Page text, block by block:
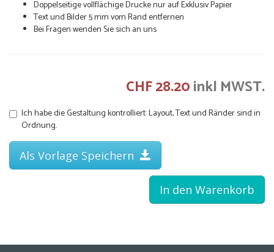
Doppelseitige vollflächige Drucke nur auf Exklusiv Papier
Text und Bilder 5 mm vom Rand entfernen
Bei Fragen wenden Sie sich an uns
CHF 28.20inkl MWST.
Ich habe die Gestaltung kontrolliert: Layout, Text und Ränder sind in
Ordnung.
Als Vorlage Speichern
In den Warenkorb